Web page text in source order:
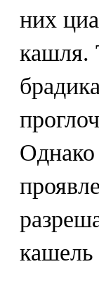
них
кашля.
кашель